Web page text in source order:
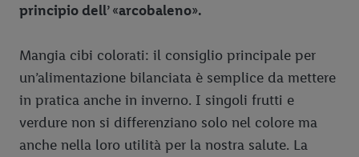
principio dell’«arcobaleno».
Mangia cibi colorati: il consiglio principale per
un’alimentazione bilanciata è semplice da mettere
in pratica anche in inverno. I singoli frutti e
verdure non si differenziano solo nel colore ma
anche nella loro utilità per la nostra salute. La